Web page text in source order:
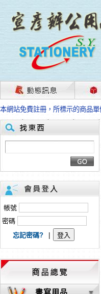
茲因國際情勢變化石油及塑化原
本網站免費註冊，所標示的商品
HP、EPSON、CANON原廠耗材
本網站免費註冊，所標示的商品
匯款客戶請注意！因商品繁複來
本網站免費註冊，所標示的商品
茲因國際情勢變化石油及塑化原
本網站免費註冊，所標示的商品
HP、EPSON、CANON原廠耗材
本網站免費註冊，所標示的商品
匯款客戶請注意！因商品繁複來
本網站免費註冊，所標示的商品
帳號
密碼
忘記密碼?
書寫用品